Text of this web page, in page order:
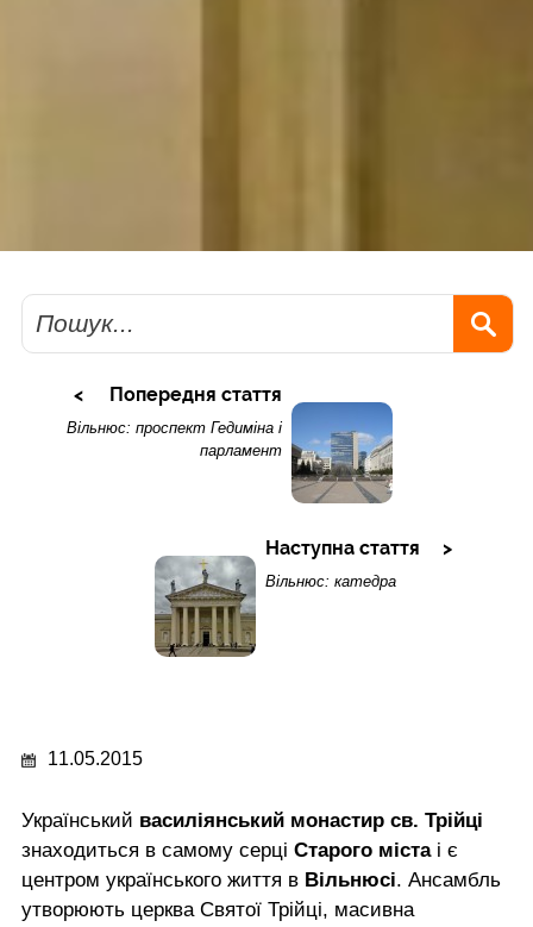
Пошук
Попередня стаття
Вільнюс: проспект Гедиміна і
парламент
Наступна стаття
Вільнюс: катедра
11.05.2015
Український василіянський монастир св. Трійці
знаходиться в самому серці Старого міста і є
центром українського життя в Вільнюсі. Ансамбль
утворюють церква Святої Трійці, масивна